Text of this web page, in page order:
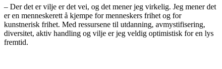
– Der det er vilje er det vei, og det mener jeg virkelig. Jeg mener det
er en menneskerett å kjempe for menneskers frihet og for
kunstnerisk frihet. Med ressursene til utdanning, avmystifisering,
diversitet, aktiv handling og vilje er jeg veldig optimistisk for en lys
fremtid.